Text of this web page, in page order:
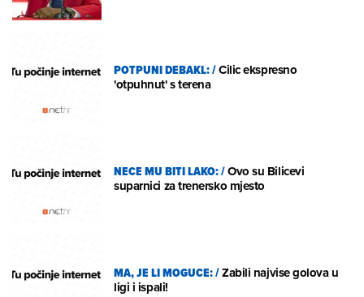
POTPUNI DEBAKL:/Cilic ekspresno
'otpuhnut' s terena
NECE MU BITI LAKO:/Ovo su Bilicevi
suparnici za trenersko mjesto
MA, JE LI MOGUCE:/Zabili najvise golova u
ligi i ispali!